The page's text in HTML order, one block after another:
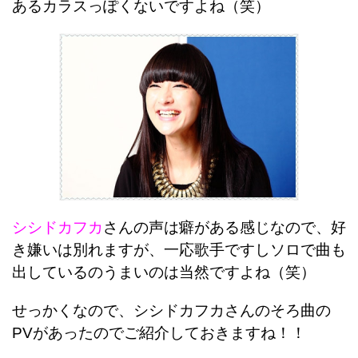
あるカラスっぽくないですよね（笑）
シシドカフカ さんの声は癖がある感じなので、 好
き嫌いは別れますが、一応歌手ですしソロで曲も
出しているのうまいのは当然ですよね（笑）
せっかくなので、シシドカフカさんのそろ曲の
PVがあったのでご紹介しておきますね！！